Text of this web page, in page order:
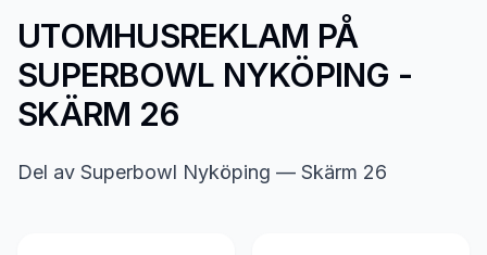
UTOMHUSREKLAM PÅ
SUPERBOWL NYKÖPING -
SKÄRM 26
Del av Superbowl Nyköping — Skärm 26